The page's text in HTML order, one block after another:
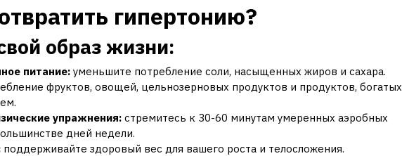
гипертонию?
образ жизни:
питание: уменьшите потребление соли, насыщенных жиров и сахара.
фруктов, овощей, цельнозерновых продуктов и продуктов, богатых
упражнения: стремитесь к 30-60 минутам умеренных аэробных
дней недели.
поддерживайте здоровый вес для вашего роста и телосложения.